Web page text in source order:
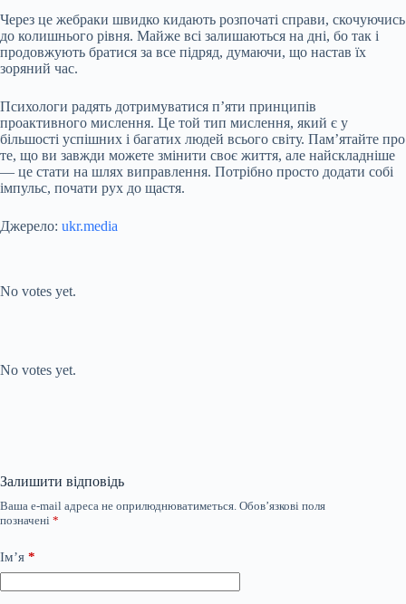
Через це жебраки швидко кидають розпочаті справи, скочуючись
до колишнього рівня. Майже всі залишаються на дні, бо так і
продовжують братися за все підряд, думаючи, що настав їх
зоряний час.
Психологи радять дотримуватися п’яти принципів
проактивного мислення. Це той тип мислення, який є у
більшості успішних і багатих людей всього світу. Пам’ятайте про
те, що ви завжди можете змінити своє життя, але найскладніше
— це стати на шлях виправлення. Потрібно просто додати собі
імпульс, почати рух до щастя.
Джерело: ukr.media
No votes yet.
No votes yet.
Залишити відповідь
Ваша e-mail адреса не оприлюднюватиметься. Обов’язкові поля
позначені *
Ім’я *